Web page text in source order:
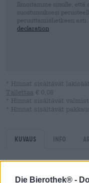
Die Bierothek® -
Ilmoitamme sinulle, että
suostumuksesi
peruuttamishetkeen
declaration
* Hinnat sisältävät
Tallettaa € 0,08
* Hinnat sisältävät
* Hinnat sisältävät
Kuvaus Info
Viha on tunne, joka